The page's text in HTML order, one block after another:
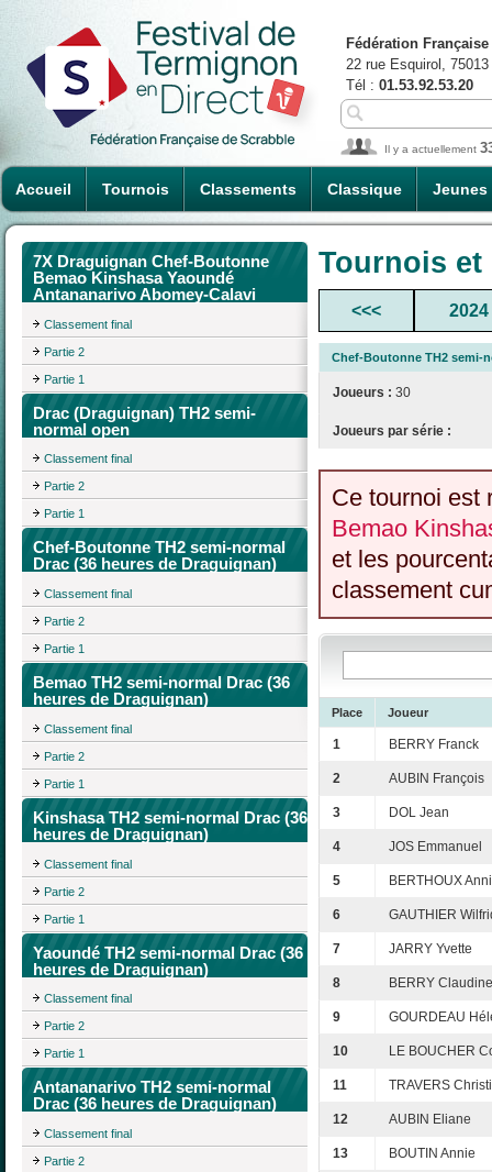
Accueil Tournois Classements Classique Jeunes
Fédération
22 rue Esquirol,
Tél : 01.53.92.53.20
Il y a actuellement
7X Draguignan Chef-Boutonne
Bemao Kinshasa Yaoundé
Antananarivo Abomey-Calavi
Classement final
Partie 2
Partie 1
Drac (Draguignan) TH2 semi-
normal open
Classement final
Partie 2
Partie 1
Chef-Boutonne TH2 semi-normal
Drac (36 heures de Draguignan)
Classement final
Partie 2
Partie 1
Bemao TH2 semi-normal Drac (36
heures de Draguignan)
Classement final
Partie 2
Partie 1
Kinshasa TH2 semi-normal Drac (36
heures de Draguignan)
Classement final
Partie 2
Partie 1
Yaoundé TH2 semi-normal Drac (36
heures de Draguignan)
Classement final
Partie 2
Partie 1
Antananarivo TH2 semi-normal
Drac (36 heures de Draguignan)
Classement final
Partie 2
Tournois
<<< 2024
Chef-Boutonne TH2 semi-
Joueurs : 30
Joueurs par série :
Ce tournoi est
Bemao
et les
classement
Place Joueur
1 BERRY Franck
2 AUBIN François
3 DOL Jean
4 JOS Emmanuel
5 BERTHOUX
6 GAUTHIER
7 JARRY Yvette
8 BERRY Claudine
9 GOURDEAU
10 LE BOUCHER
11 TRAVERS
12 AUBIN Eliane
13 BOUTIN Annie